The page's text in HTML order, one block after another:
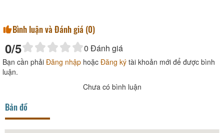
Bình luận và Đánh giá (0)
0/5 0 Đánh giá
Bạn cần phải Đăng nhập hoặc Đăng ký tài khoản mới để được bình
luận.
Chưa có bình luận
Bản đồ